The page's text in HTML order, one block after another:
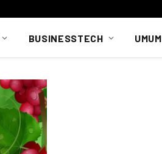
BUSINESSTECH UMUM